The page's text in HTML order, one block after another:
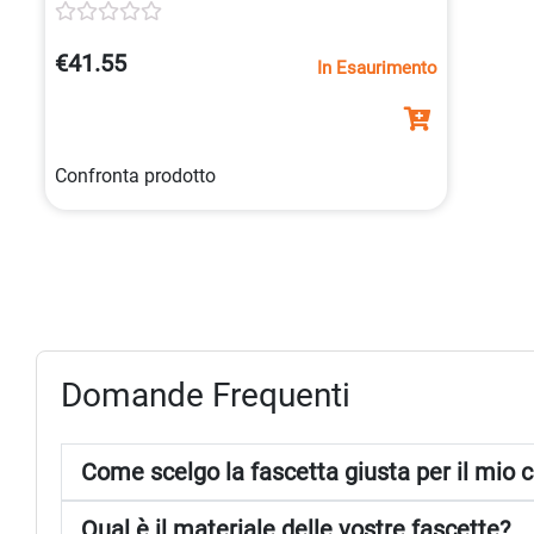
Prodotte inbianco
confezioni da 1000 pezzi.
€41.55 In Esaurimento
Confronta prodotto
Domande Frequenti
Come scelgo la fascetta giusta per il mio